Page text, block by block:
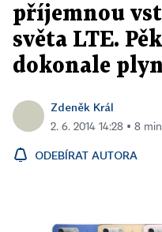
příjemnou
světa LTE.
dokonale
Zdeněk Král
2. 6. 2014 14:28 ▪ 8
ODEBÍRAT AUTORA